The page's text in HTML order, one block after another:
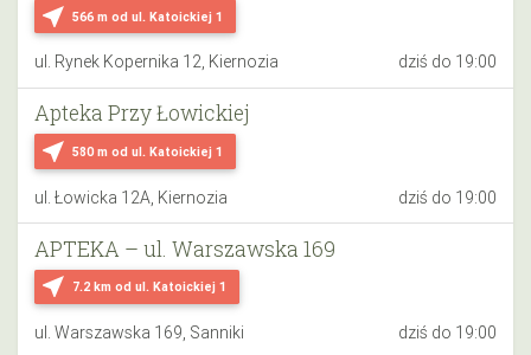
near_me 566 m od ul. Katoickiej 1
ul. Rynek Kopernika 12, Kiernozia dziś do 19:00
near_me 580 m od ul. Katoickiej 1
Apteka Przy Łowickiej
ul. Łowicka 12A, Kiernozia dziś do 19:00
near_me 7.2 km od ul. Katoickiej 1
APTEKA – ul. Warszawska 169
ul. Warszawska 169, Sanniki dziś do 19:00